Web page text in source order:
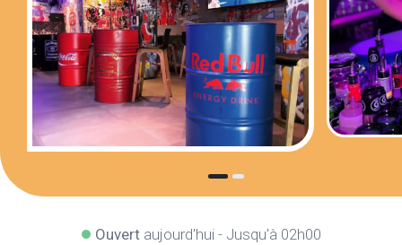
Ouvertaujourd'hui - Jusqu'à 02h00